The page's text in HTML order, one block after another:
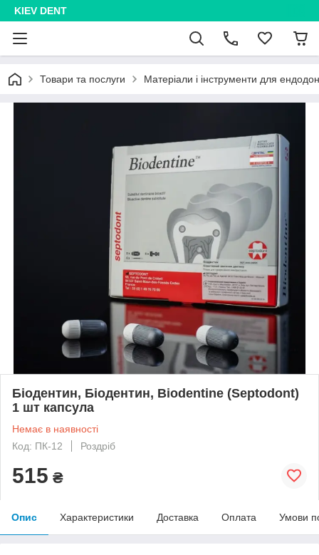
KIEV DENT
Товари та послуги Матеріали і інструменти для
Біодентин, Біодентин, Biodentine (Septodont)
1 шт капсула
Немає в наявності
Код: ПК-12
Роздріб
515 ₴
Опис Характеристики Доставка Оплата Умови